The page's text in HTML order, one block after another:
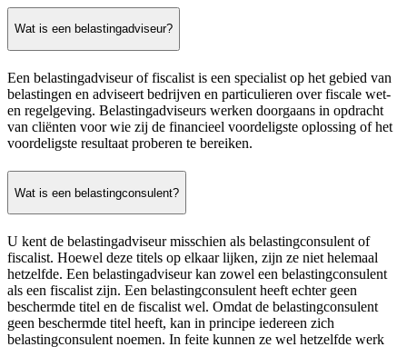
Wat is een belastingadviseur?
Een belastingadviseur of fiscalist is een specialist op het gebied van
belastingen en adviseert bedrijven en particulieren over fiscale wet-
en regelgeving. Belastingadviseurs werken doorgaans in opdracht
van cliënten voor wie zij de financieel voordeligste oplossing of het
voordeligste resultaat proberen te bereiken.
Wat is een belastingconsulent?
U kent de belastingadviseur misschien als belastingconsulent of
fiscalist. Hoewel deze titels op elkaar lijken, zijn ze niet helemaal
hetzelfde. Een belastingadviseur kan zowel een belastingconsulent
als een fiscalist zijn. Een belastingconsulent heeft echter geen
beschermde titel en de fiscalist wel. Omdat de belastingconsulent
geen beschermde titel heeft, kan in principe iedereen zich
belastingconsulent noemen. In feite kunnen ze wel hetzelfde werk